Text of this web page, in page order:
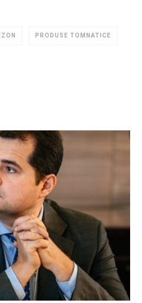
PRODUSE TOMNATICE